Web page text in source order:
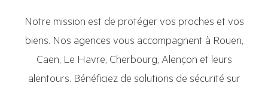
Notre mission est de protéger vos proches et vos
biens. Nos agences vous accompagnent à Rouen,
Caen, Le Havre, Cherbourg, Alençon et leurs
alentours. Bénéficiez de solutions de sécurité sur